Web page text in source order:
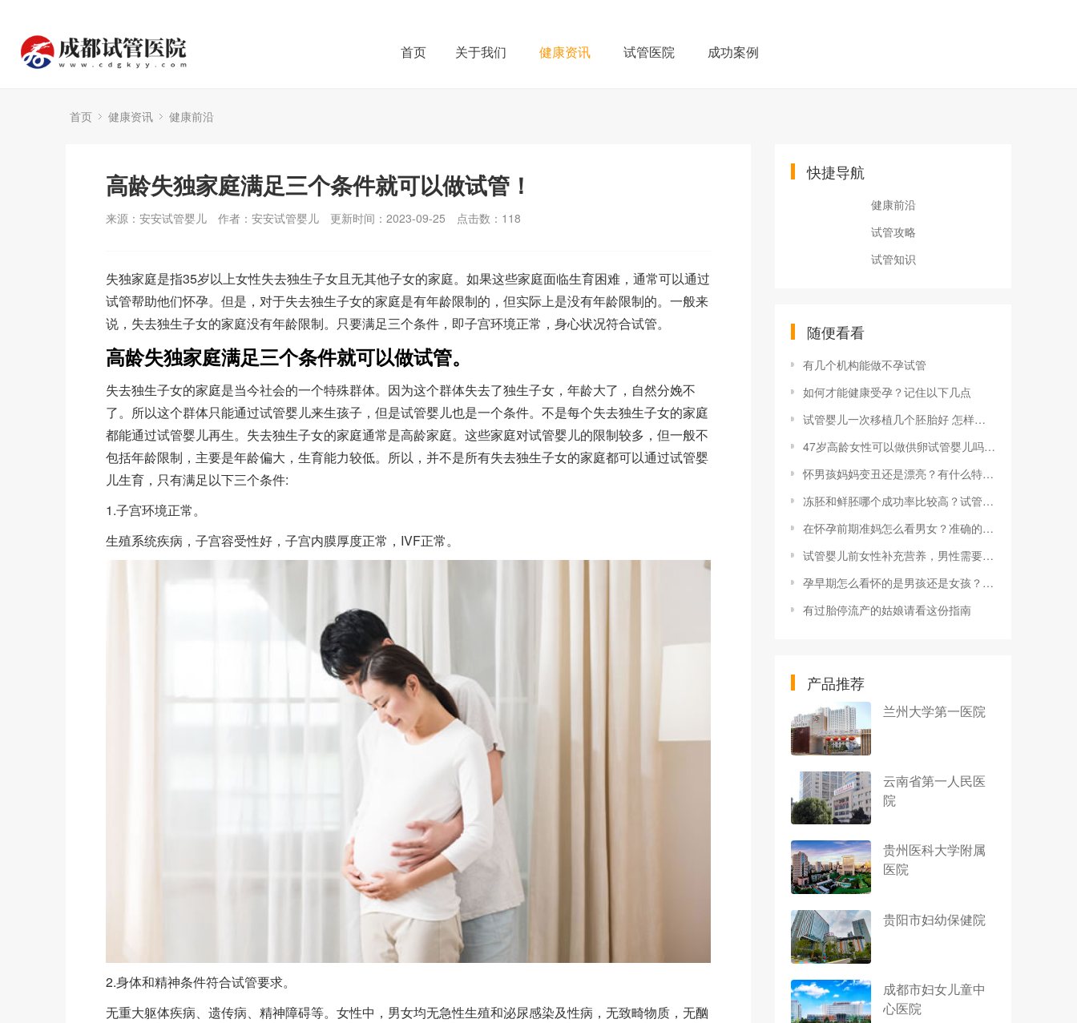
首页 关于我们 健康资讯 试管医院 成功案例
首页 健康资讯 健康前沿
高龄失独家庭满足三个条件就可以做试管！
来源：安安试管婴儿 作者：安安试管婴儿 更新时间：2023-09-25 点击数： 118
失独家庭是指35岁以上女性失去独生子女且无其他子女的家庭。如果这些家庭面临生育困难，通常可以通过
试管帮助他们怀孕。但是，对于失去独生子女的家庭是有年龄限制的，但实际上是没有年龄限制的。一般来
说，失去独生子女的家庭没有年龄限制。只要满足三个条件，即子宫环境正常，身心状况符合试管。
高龄失独家庭满足三个条件就可以做试管。
失去独生子女的家庭是当今社会的一个特殊群体。因为这个群体失去了独生子女，年龄大了，自然分娩不
了。所以这个群体只能通过试管婴儿来生孩子，但是试管婴儿也是一个条件。不是每个失去独生子女的家庭
都能通过试管婴儿再生。失去独生子女的家庭通常是高龄家庭。这些家庭对试管婴儿的限制较多，但一般不
包括年龄限制，主要是年龄偏大，生育能力较低。所以，并不是所有失去独生子女的家庭都可以通过试管婴
儿生育，只有满足以下三个条件:
1.子宫环境正常。
生殖系统疾病，子宫容受性好，子宫内膜厚度正常，IVF正常。
2.身体和精神条件符合试管要求。
无重大躯体疾病、遗传病、精神障碍等。女性中，男女均无急性生殖和泌尿感染及性病，无致畸物质，无酗
快捷导航
健康前沿
试管攻略
试管知识
随便看看
有几个机构能做不孕试管
如何才能健康受孕？记住以下几点
试管婴儿一次移植几个胚胎好 怎样做试管才有希望一次成功
47岁高龄女性可以做供卵试管婴儿吗？47岁做供卵试管成功率多少？
怀男孩妈妈变丑还是漂亮？有什么特征最准？
冻胚和鲜胚哪个成功率比较高？试管冷冻胚胎能冻多久？
在怀孕前期准妈怎么看男女？准确的判断方法是什么？
试管婴儿前女性补充营养，男性需要注意什么问题？
孕早期怎么看怀的是男孩还是女孩？准确吗？
有过胎停流产的姑娘请看这份指南
产品推荐
兰州大学第一医院
云南省第一人民医
院
贵州医科大学附属
医院
贵阳市妇幼保健院
成都市妇女儿童中
心医院